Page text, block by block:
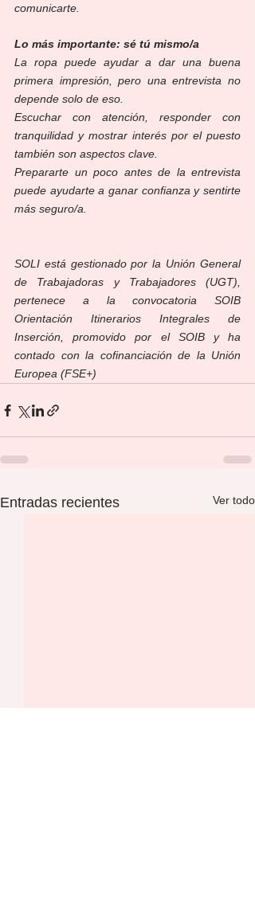
comunicarte.
Lo más importante: sé tú mismo/a
La ropa puede ayudar a dar una buena
primera impresión, pero una entrevista no
depende solo de eso.
Escuchar con atención, responder con
tranquilidad y mostrar interés por el puesto
también son aspectos clave.
Prepararte un poco antes de la entrevista
puede ayudarte a ganar confianza y sentirte
más seguro/a.
SOLI está gestionado por la Unión General
de Trabajadoras y Trabajadores (UGT),
pertenece a la convocatoria SOIB
Orientación Itinerarios Integrales de
Inserción, promovido por el SOIB y ha
contado con la cofinanciación de la Unión
Europea (FSE+)
Entradas recientes Ver todo